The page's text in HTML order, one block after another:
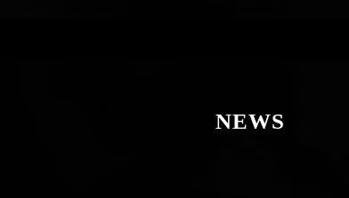
NEWS